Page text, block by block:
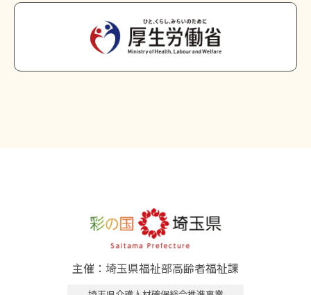
主催：埼玉県福祉部高齢者福祉課